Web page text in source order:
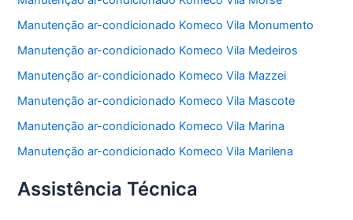
Manutenção ar-condicionado Komeco Vila Monumento
Manutenção ar-condicionado Komeco Vila Medeiros
Manutenção ar-condicionado Komeco Vila Mazzei
Manutenção ar-condicionado Komeco Vila Mascote
Manutenção ar-condicionado Komeco Vila Marina
Manutenção ar-condicionado Komeco Vila Marilena
Assistência Técnica